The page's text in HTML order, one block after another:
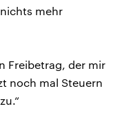
mehr
Freibetrag, der mir
noch mal Steuern